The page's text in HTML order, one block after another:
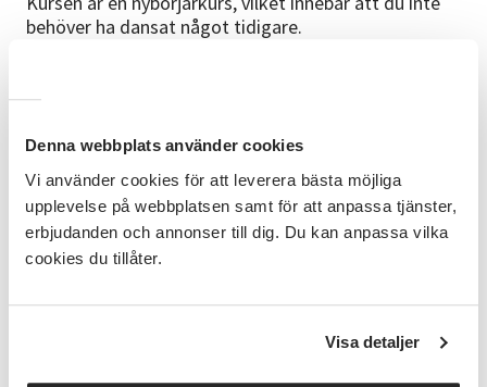
Denna webbplats använder cookies
Vi använder cookies för att leverera bästa möjliga
upplevelse på webbplatsen samt för att anpassa tjänster,
erbjudanden och annonser till dig. Du kan anpassa vilka
cookies du tillåter.
Visa detaljer
behöver ha dansat något tidigare.
Vuxna från 20 år.
Bra att veta
veckor.
Vi är måna om att alla ska trivas i sin dansgrupp, du